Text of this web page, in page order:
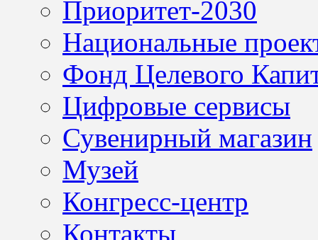
Приоритет-2030
Национальные
Фонд Целевого
Цифровые сервисы
Сувенирный магазин
Музей
Конгресс-центр
Контакты